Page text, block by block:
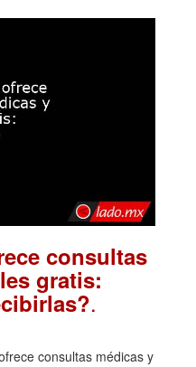
consultas
gratis:
.
consultas médicas y